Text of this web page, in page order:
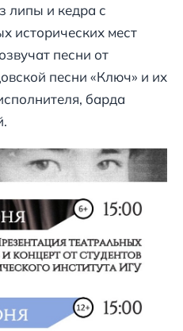
липы и кедра с
исторических мест
песни от
песни «Ключ» и их
барда